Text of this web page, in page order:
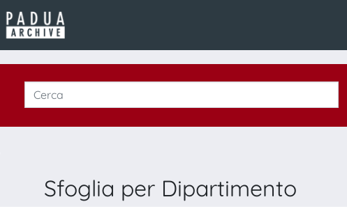
Sfoglia per Dipartimento